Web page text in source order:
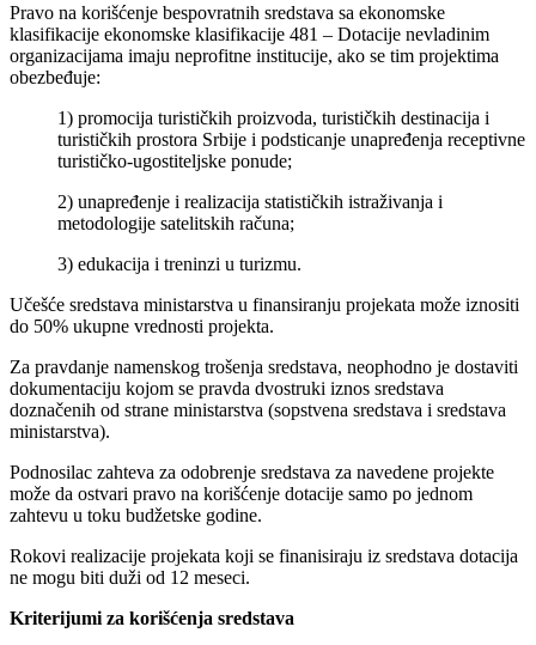
Pravo na korišćenje bespovratnih sredstava sa ekonomske
klasifikacije ekonomske klasifikacije 481 – Dotacije nevladinim
organizacijama imaju neprofitne institucije, ako se tim projektima
obezbeđuje:
1) promocija turističkih proizvoda, turističkih destinacija i
turističkih prostora Srbije i podsticanje unapređenja receptivne
turističko-ugostiteljske ponude;
2) unapređenje i realizacija statističkih istraživanja i
metodologije satelitskih računa;
3) edukacija i treninzi u turizmu.
Učešće sredstava ministarstva u finansiranju projekata može iznositi
do 50% ukupne vrednosti projekta.
Za pravdanje namenskog trošenja sredstava, neophodno je dostaviti
dokumentaciju kojom se pravda dvostruki iznos sredstava
doznačenih od strane ministarstva (sopstvena sredstava i sredstava
ministarstva).
Podnosilac zahteva za odobrenje sredstava za navedene projekte
može da ostvari pravo na korišćenje dotacije samo po jednom
zahtevu u toku budžetske godine.
Rokovi realizacije projekata koji se finanisiraju iz sredstava dotacija
ne mogu biti duži od 12 meseci.
Kriterijumi za korišćenja sredstava